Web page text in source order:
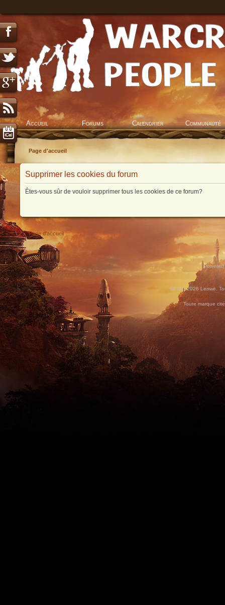
Accueil Forums Calendrier Communauté
Page d'accueil
Supprimer les cookies du forum
Êtes-vous sûr de vouloir supprimer tous les cookies de ce forum?
Page d'accueil
©2010-2026 Lenwë.
World of
Toute marque
Utilisez l'adresse suivante pour accéder au calendrier des évènements depuis d'autres
charge le format iCal.